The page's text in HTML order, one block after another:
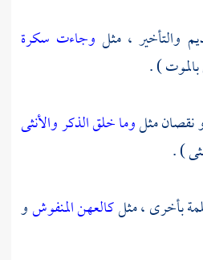
والتأخير ، مثل وجاءت سكرة
) .
نقصان مثلوما خلق الذكر والأنثى
بأخرى ، مثلكالعهن المنفوشو